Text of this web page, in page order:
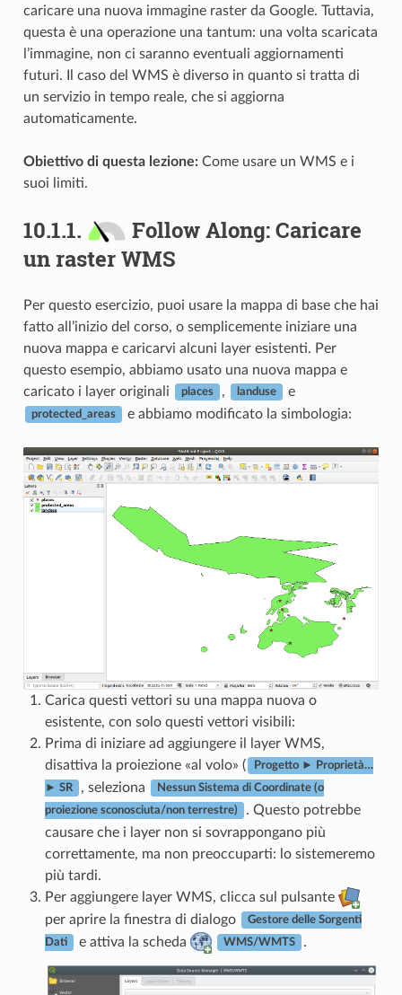
caricare una nuova immagine raster da Google. Tuttavia,
questa è una operazione una tantum: una volta scaricata
l’immagine, non ci saranno eventuali aggiornamenti
futuri. Il caso del WMS è diverso in quanto si tratta di
un servizio in tempo reale, che si aggiorna
automaticamente.
Obiettivo di questa lezione:Come usare un WMS e i
suoi limiti.
10.1.1.
Follow Along: Caricare
un raster WMS
Per questo esercizio, puoi usare la mappa di base che hai
fatto all’inizio del corso, o semplicemente iniziare una
nuova mappa e caricarvi alcuni layer esistenti. Per
questo esempio, abbiamo usato una nuova mappa e
caricato i layer originali
places , landuse e
protected_areas e abbiamo modificato la simbologia:
Carica questi vettori su una mappa nuova o
esistente, con solo questi vettori visibili:
Prima di iniziare ad aggiungere il layer WMS,
disattiva la proiezione «al volo» (
Progetto ► Proprietà…
► SR , seleziona Nessun Sistema di Coordinate (o
proiezione sconosciuta/non terrestre)
. Questo potrebbe
causare che i layer non si sovrappongano più
correttamente, ma non preoccuparti: lo sistemeremo
più tardi.
Per aggiungere layer WMS, clicca sul pulsante
per aprire la finestra di dialogo
Gestore delle Sorgenti
Dati e attiva la scheda WMS/WMTS .